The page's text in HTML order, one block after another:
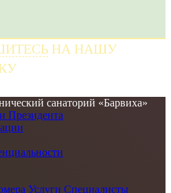
НА НАШУ
санаторий «Барвиха»
Президента
Услуги Специалисты